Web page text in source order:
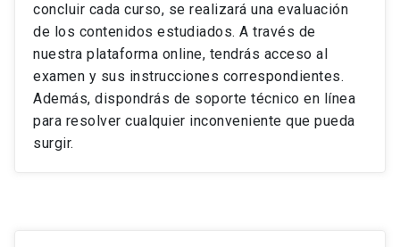
concluir cada curso, se realizará una evaluación
de los contenidos estudiados. A través de
nuestra plataforma online, tendrás acceso al
examen y sus instrucciones correspondientes.
Además, dispondrás de soporte técnico en línea
para resolver cualquier inconveniente que pueda
surgir.